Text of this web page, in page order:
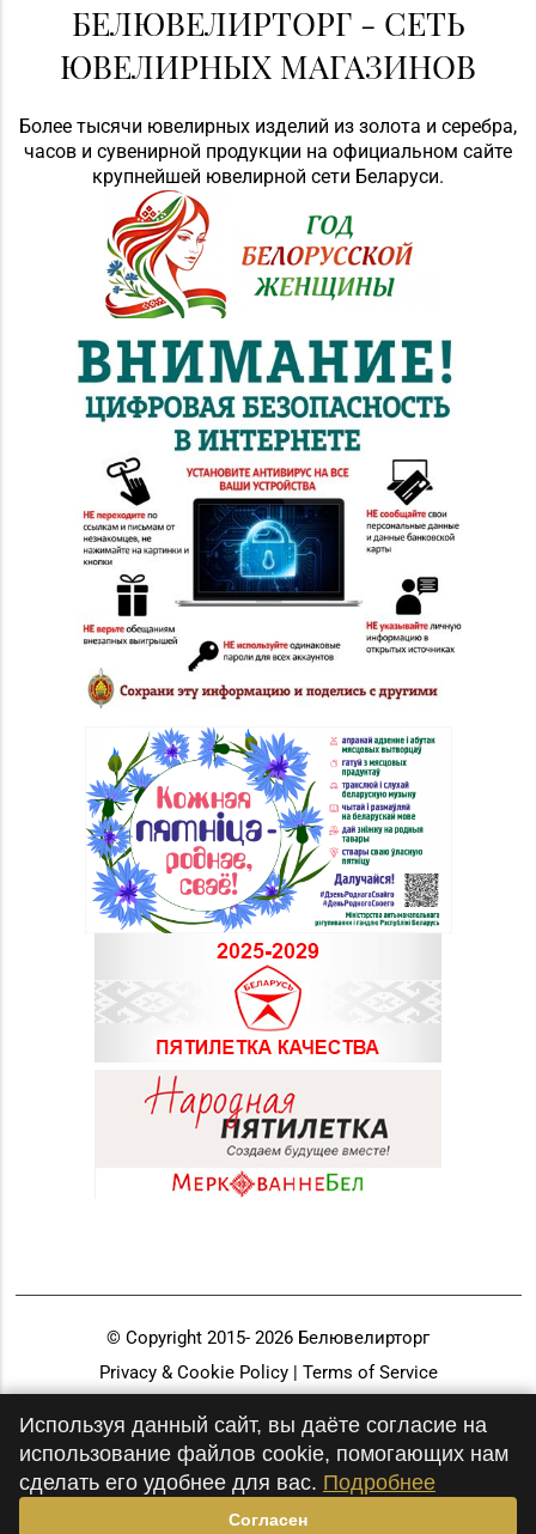
БЕЛЮВЕЛИРТОРГ - СЕТЬ
ЮВЕЛИРНЫХ МАГАЗИНОВ
Более тысячи ювелирных изделий из золота и серебра,
часов и сувенирной продукции на официальном сайте
крупнейшей ювелирной сети Беларуси.
© Copyright 2015- 2026 Белювелирторг
Privacy & Cookie Policy | Terms of Service
Используя данный сайт, вы даёте согласие на
использование файлов cookie, помогающих нам
сделать его удобнее для вас. Подробнее
Согласен